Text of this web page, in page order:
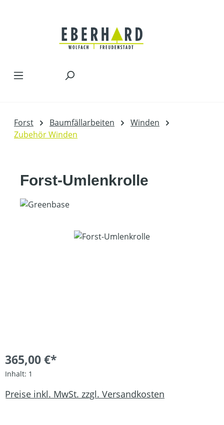
Forst Baumfällarbeiten
Winden
Zubehör Winden
Forst-Umlenkrolle
Bildergalerie überspringen
365,00 €*
Inhalt: 1
Preise inkl. MwSt. zzgl. Versandkosten